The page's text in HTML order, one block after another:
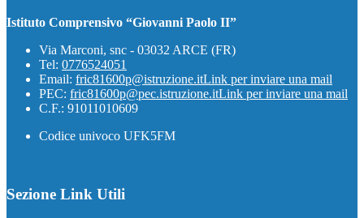
Istituto Comprensivo “Giovanni Paolo II”
Via Marconi, snc - 03032 ARCE (FR)
Tel: 0776524051
Email: fric81600p@istruzione.itLink per inviare una mail
PEC: fric81600p@pec.istruzione.itLink per inviare una mail
C.F.: 91011010609
Codice univoco UFK5FM
Sezione Link Utili